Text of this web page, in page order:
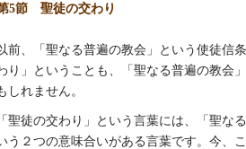
5節 聖徒の交わり
前、「聖なる普遍の教会」という使徒信
り」ということも、「聖なる普遍の教会
しれません。
「聖徒の交わり」という言葉には、「聖な
う２つの意味合いがある言葉です。今、